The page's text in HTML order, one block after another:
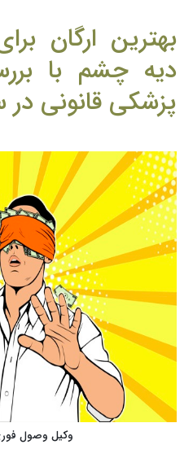
بهترین ارگان
دیه چشم با
پزشکی قانونی
وکیل وصول